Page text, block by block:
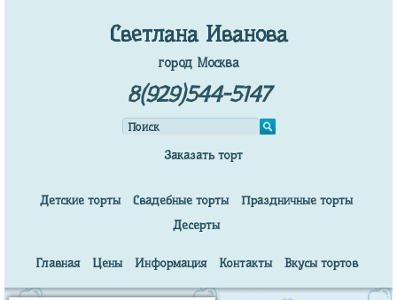
Светлана Иванова
город Москва
8(929)544-5147
Заказать торт
Детские торты Свадебные торты
Праздничные торты
Десерты
Главная Цены Информация Контакты Вкусы тортов